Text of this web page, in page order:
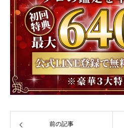
前の記事